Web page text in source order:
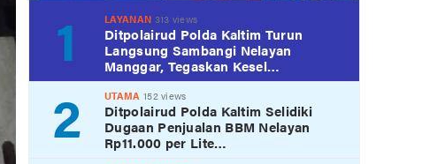
1 LAYANAN 313 views
Ditpolairud Polda Kaltim Turun
Langsung Sambangi Nelayan
Manggar, Tegaskan Kesel…
2 UTAMA 152 views
Ditpolairud Polda Kaltim Selidiki
Dugaan Penjualan BBM Nelayan
Rp11.000 per Lite…